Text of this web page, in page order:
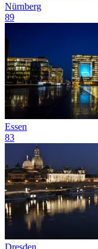
Nürnberg
89
Essen
83
Dresden